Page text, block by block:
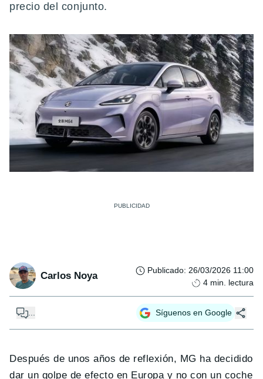
precio del conjunto.
Carlos Noya Publicado: 26/03/2026 11:00
4 min. lectura
... Síguenos en Google
Después de unos años de reflexión, MG ha decidido
dar un golpe de efecto en Europa y no con un coche